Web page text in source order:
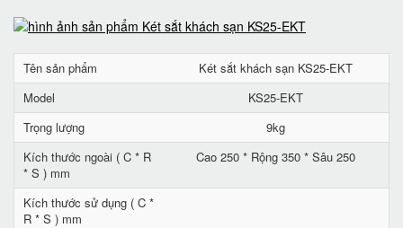
Tên sản phẩm
Két sắt khách sạn KS25-EKT
Model
KS25-EKT
Trọng lượng
9kg
Kích thước ngoài ( C * R
* S ) mm
Cao 250 * Rộng 350 * Sâu 250
Kích thước sử dụng ( C *
R * S ) mm